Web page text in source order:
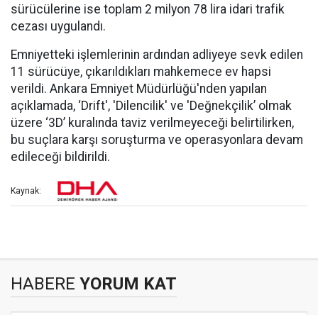
sürücülerine ise toplam 2 milyon 78 lira idari trafik
cezası uygulandı.
Emniyetteki işlemlerinin ardından adliyeye sevk edilen
11 sürücüye, çıkarıldıkları mahkemece ev hapsi
verildi. Ankara Emniyet Müdürlüğü'nden yapılan
açıklamada, ‘Drift', 'Dilencilik' ve 'Değnekçilik’ olmak
üzere ‘3D’ kuralında taviz verilmeyeceği belirtilirken,
bu suçlara karşı soruşturma ve operasyonlara devam
edileceği bildirildi.
Kaynak:
HABERE YORUM KAT